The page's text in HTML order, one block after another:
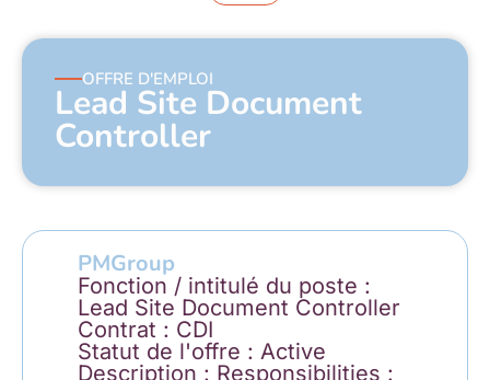
OFFRE D'EMPLOI
Lead Site Document
Controller
PMGroup
Fonction / intitulé du poste :
Lead Site Document Controller
Contrat : CDI
Statut de l'offre : Active
Description : Responsibilities :